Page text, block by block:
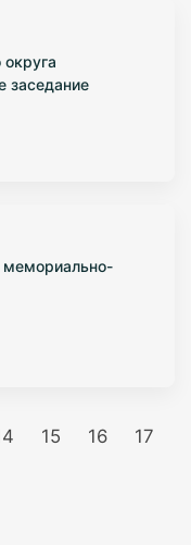
заседание
мемориально-
15 16
17